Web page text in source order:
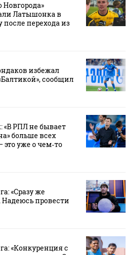
Латышонка в
после перехода из
избежал
сообщил
«В РПЛ не бывает
больше всех
это уже о чем‑то
«Сразу же
Надеюсь провести
«Конкуренция с